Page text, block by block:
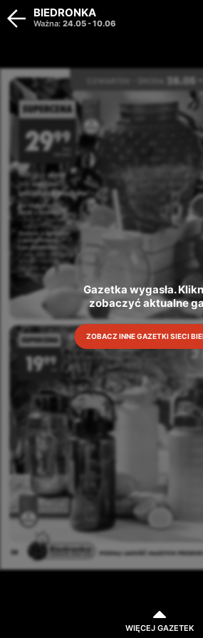
Gazetka wygasła.
zobaczyć aktualne
ZOBACZ INNE GAZETKI SIECI
BIEDRONKA
Ważna: 24.05-10.06
WIĘCEJ GAZETEK